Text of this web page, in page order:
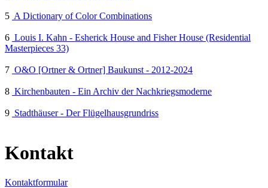
5 A Dictionary of Color Combinations
6 Louis I. Kahn - Esherick House and Fisher House (Residential
Masterpieces 33)
7 O&O [Ortner & Ortner] Baukunst - 2012-2024
8 Kirchenbauten - Ein Archiv der Nachkriegsmoderne
9 Stadthäuser - Der Flügelhausgrundriss
Kontakt
Kontaktformular